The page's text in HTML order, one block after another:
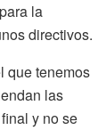
la
directivos.
que tenemos
las
y no se